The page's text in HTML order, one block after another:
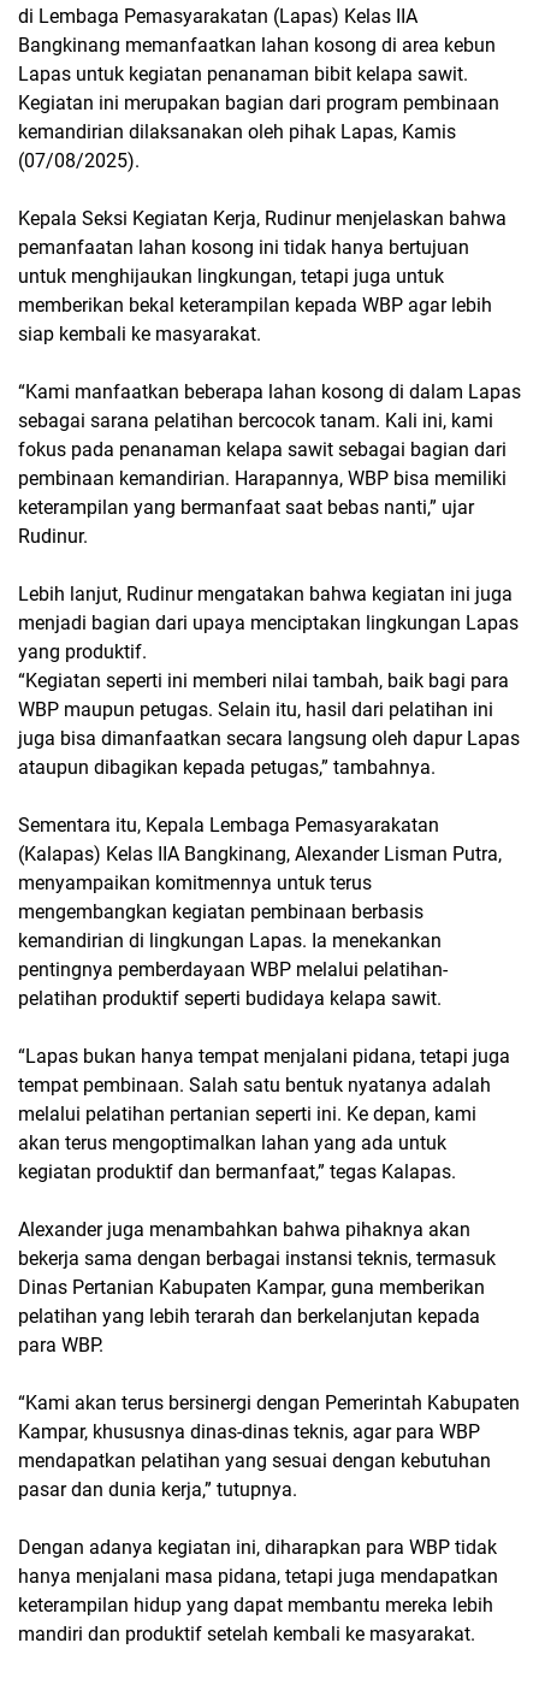
di Lembaga Pemasyarakatan (Lapas) Kelas IIA
Bangkinang memanfaatkan lahan kosong di area kebun
Lapas untuk kegiatan penanaman bibit kelapa sawit.
Kegiatan ini merupakan bagian dari program pembinaan
kemandirian dilaksanakan oleh pihak Lapas, Kamis
(07/08/2025).
Kepala Seksi Kegiatan Kerja, Rudinur menjelaskan bahwa
pemanfaatan lahan kosong ini tidak hanya bertujuan
untuk menghijaukan lingkungan, tetapi juga untuk
memberikan bekal keterampilan kepada WBP agar lebih
siap kembali ke masyarakat.
“Kami manfaatkan beberapa lahan kosong di dalam Lapas
sebagai sarana pelatihan bercocok tanam. Kali ini, kami
fokus pada penanaman kelapa sawit sebagai bagian dari
pembinaan kemandirian. Harapannya, WBP bisa memiliki
keterampilan yang bermanfaat saat bebas nanti,” ujar
Rudinur.
Lebih lanjut, Rudinur mengatakan bahwa kegiatan ini juga
menjadi bagian dari upaya menciptakan lingkungan Lapas
yang produktif.
“Kegiatan seperti ini memberi nilai tambah, baik bagi para
WBP maupun petugas. Selain itu, hasil dari pelatihan ini
juga bisa dimanfaatkan secara langsung oleh dapur Lapas
ataupun dibagikan kepada petugas,” tambahnya.
Sementara itu, Kepala Lembaga Pemasyarakatan
(Kalapas) Kelas IIA Bangkinang, Alexander Lisman Putra,
menyampaikan komitmennya untuk terus
mengembangkan kegiatan pembinaan berbasis
kemandirian di lingkungan Lapas. Ia menekankan
pentingnya pemberdayaan WBP melalui pelatihan-
pelatihan produktif seperti budidaya kelapa sawit.
“Lapas bukan hanya tempat menjalani pidana, tetapi juga
tempat pembinaan. Salah satu bentuk nyatanya adalah
melalui pelatihan pertanian seperti ini. Ke depan, kami
akan terus mengoptimalkan lahan yang ada untuk
kegiatan produktif dan bermanfaat,” tegas Kalapas.
Alexander juga menambahkan bahwa pihaknya akan
bekerja sama dengan berbagai instansi teknis, termasuk
Dinas Pertanian Kabupaten Kampar, guna memberikan
pelatihan yang lebih terarah dan berkelanjutan kepada
para WBP.
“Kami akan terus bersinergi dengan Pemerintah Kabupaten
Kampar, khususnya dinas-dinas teknis, agar para WBP
mendapatkan pelatihan yang sesuai dengan kebutuhan
pasar dan dunia kerja,” tutupnya.
Dengan adanya kegiatan ini, diharapkan para WBP tidak
hanya menjalani masa pidana, tetapi juga mendapatkan
keterampilan hidup yang dapat membantu mereka lebih
mandiri dan produktif setelah kembali ke masyarakat.